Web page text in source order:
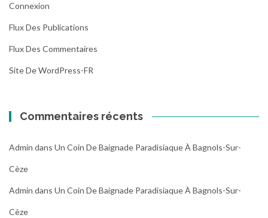
Connexion
Flux Des Publications
Flux Des Commentaires
Site De WordPress-FR
Commentaires récents
Admin dans Un Coin De Baignade Paradisiaque À Bagnols-Sur-
Cèze
Admin dans Un Coin De Baignade Paradisiaque À Bagnols-Sur-
Cèze